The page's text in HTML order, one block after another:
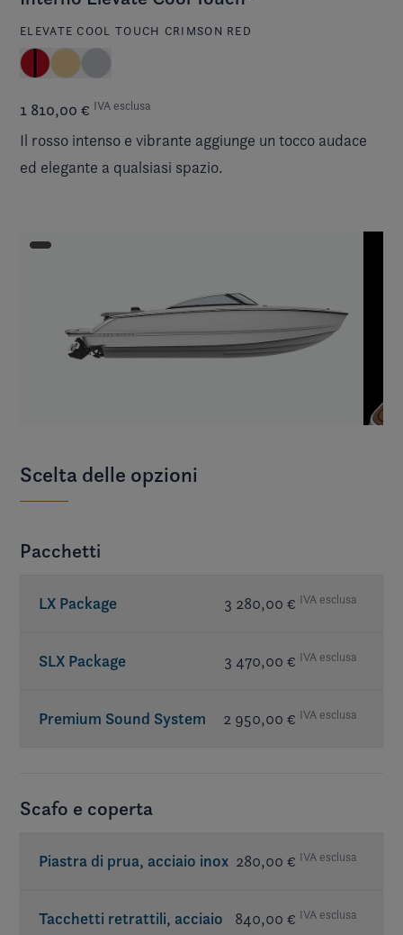
ELEVATE COOL TOUCH CRIMSON RED
1 810,00 € IVA esclusa
Il rosso intenso e vibrante aggiunge un tocco audace
ed elegante a qualsiasi spazio.
Scelta delle opzioni
Pacchetti
LX Package 3 280,00 € IVA esclusa
Piastra di prua, acciaio inox- incluso nel
Tacchetti retrattili, acciaio inox
SLX Package 3 470,00 € IVA esclusa
Cuscini di prua
titanium (grey)
Porte pedonali
Premium Sound System 2 950,00 € IVA esclusa
Aggiornamento dell'altoparlante del
Telecomando stereo con display a poppa
Scafo e coperta
Piastra di prua, acciaio inox 280,00 € IVA esclusa
Tacchetti retrattili, acciaio
840,00 € IVA esclusa